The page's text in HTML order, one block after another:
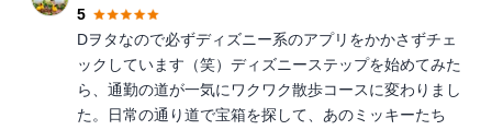
5
Dヲタなので必ずディズニー系のアプリをかかさずチェ
ックしています（笑）ディズニーステップを始めてみた
ら、通勤の道が一気にワクワク散歩コースに変わりまし
た。日常の通り道で宝箱を探して、あのミッキーたち